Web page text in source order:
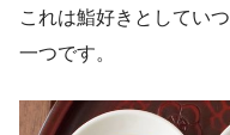
これは鮨好きとしてい
一つです。